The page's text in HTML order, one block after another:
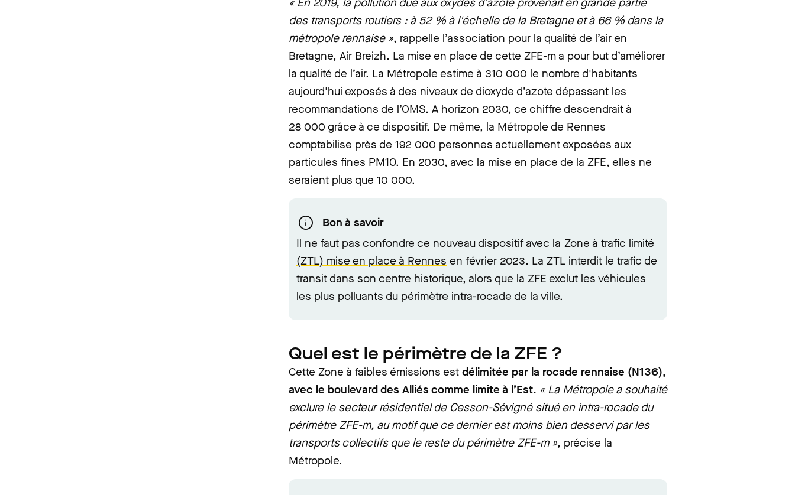
des transports routiers : à 52 % à l'échelle de la Bretagne et à 66 % dans la
métropole rennaise », rappelle l’association pour la qualité de l’air en
Bretagne, Air Breizh. La mise en place de cette ZFE-m a pour but d’améliorer
la qualité de l’air. La Métropole estime à 310 000 le nombre d'habitants
aujourd'hui exposés à des niveaux de dioxyde d’azote dépassant les
recommandations de l’OMS. A horizon 2030, ce chiffre descendrait à
28 000 grâce à ce dispositif. De même, la Métropole de Rennes
comptabilise près de 192 000 personnes actuellement exposées aux
particules fines PM10. En 2030, avec la mise en place de la ZFE, elles ne
seraient plus que 10 000.
Bon à savoir
Il ne faut pas confondre ce nouveau dispositif avec la Zone à trafic limité
(ZTL) mise en place à Rennes en février 2023. La ZTL interdit le trafic de
transit dans son centre historique, alors que la ZFE exclut les véhicules
les plus polluants du périmètre intra-rocade de la ville.
Quel est le périmètre de la ZFE ?
Cette Zone à faibles émissions est délimitée par la rocade rennaise (N136),
avec le boulevard des Alliés comme limite à l’Est. « La Métropole a souhaité
exclure le secteur résidentiel de Cesson-Sévigné situé en intra-rocade du
périmètre ZFE-m, au motif que ce dernier est moins bien desservi par les
transports collectifs que le reste du périmètre ZFE-m », précise la
Métropole.